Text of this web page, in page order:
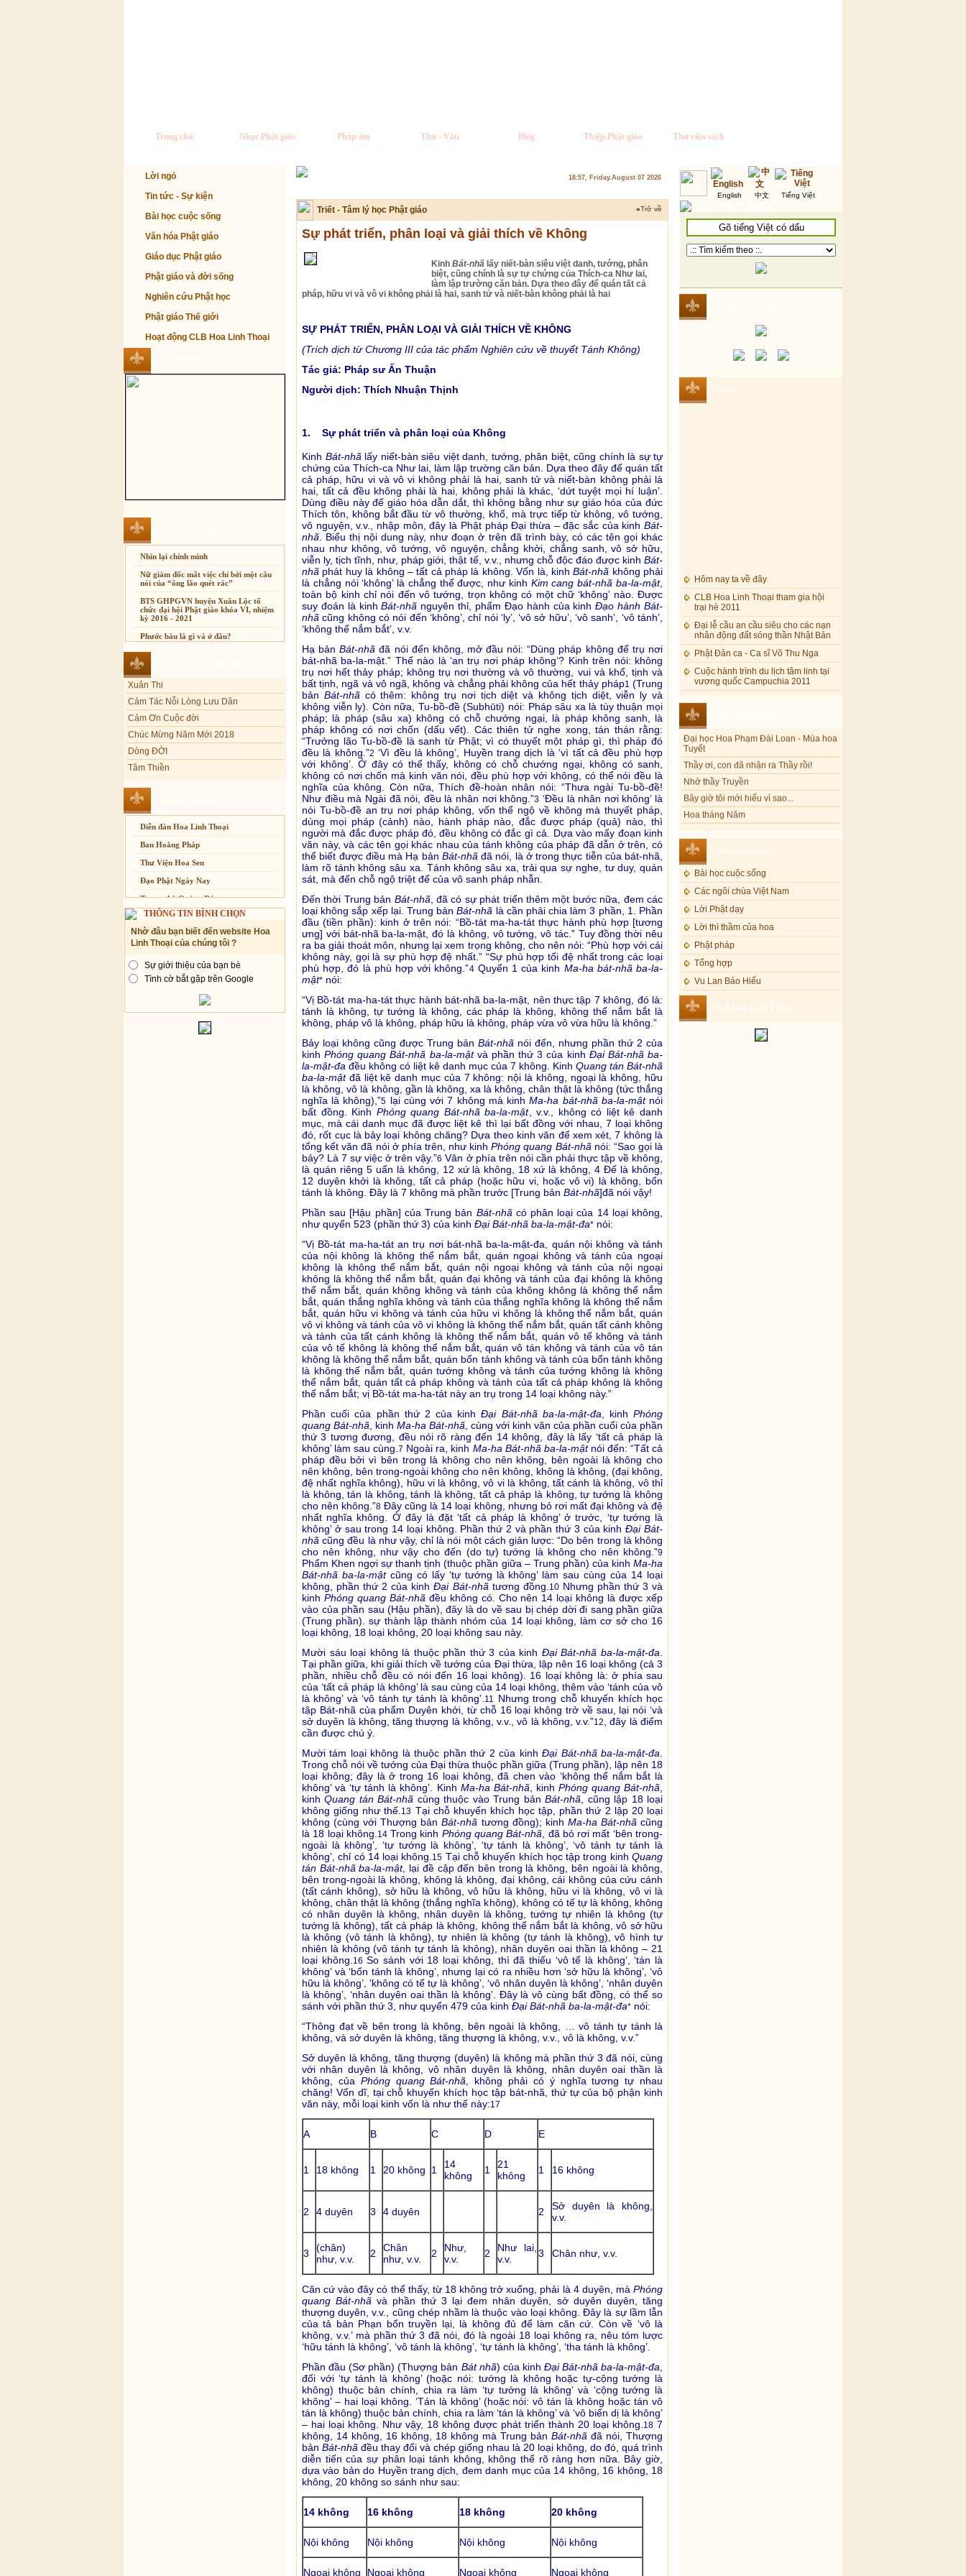
Trang chủ Nhạc Phật giáo Pháp âm Thơ - Văn Blog Thiệp Phật giáo Thư viện sách
Lời ngỏ
Tin tức - Sự kiện
Bài học cuộc sống
Văn hóa Phật giáo
Giáo dục Phật giáo
Phật giáo và đời sống
Nghiên cứu Phật học
Phật giáo Thế giới
Hoạt động CLB Hoa Linh Thoại
Nhìn lại chính mình
Nữ giám đốc mất việc chỉ bởi một câu
nói của “ông lão quét rác”
BTS GHPGVN huyện Xuân Lộc tổ
chức đại hội Phật giáo khóa VI, nhiệm
kỳ 2016 - 2021
Phước báu là gì và ở đâu?
Sự thương-ghét của con người
Cải đạo: Nguyên nhân & giải pháp
Nỗi lòng của các bệnh nhân nghèo
An Giang: Tịnh thất Quy Nguyên
phát quà từ thiện tại xã Cư Yang
Tịnh xá Ngọc Đăng khai giảng Thiền
dành cho Người bận rộn
Xuân Thi
Cảm Tác Nỗi Lòng Lưu Dân
Cảm Ơn Cuộc đời
Chúc Mừng Năm Mới 2018
Dòng ĐỜI
Tâm Thiền
Chuông Ngân
Anh không chết đâu em
Kiếp này
Diễn đàn Hoa Linh Thoại
Ban Hoằng Pháp
Thư Viện Hoa Sen
Đạo Phật Ngày Nay
Trang nhà Quảng Đức
Báo Giác Ngộ
Vesak 2014
THÔNG TIN BÌNH CHỌN
Nhờ đâu bạn biết đến website Hoa
Linh Thoại của chúng tôi ?
Sự giới thiệu của bạn bè
Tình cờ bắt gặp trên Google
18:57, Friday.August 07 2026
Triết - Tâm lý học Phật giáo »Trở về
Sự phát triển, phân loại và giải thích về Không
Kinh Bát-nhã lấy niết-bàn siêu việt danh, tướng, phân
biệt, cũng chính là sự tự chứng của Thích-ca Như lai,
làm lập trường căn bản. Dựa theo đây để quán tất cả
pháp, hữu vi và vô vi không phải là hai, sanh tử và niết-bàn không phải là hai
SỰ PHÁT TRIỂN, PHÂN LOẠI VÀ GIẢI THÍCH VỀ KHÔNG
(Trích dịch từ Chương III của tác phẩm Nghiên cứu về thuyết Tánh Không)
Tác giả: Pháp sư Ấn Thuận
Người dịch: Thích Nhuận Thịnh
1. Sự phát triển và phân loại của Không
Kinh Bát-nhãlấy niết-bàn siêu việt danh, tướng, phân biệt, cũng chính là sự tự
chứng của Thích-ca Như lai, làm lập trường căn bản. Dựa theo đây để quán tất
cả pháp, hữu vi và vô vi không phải là hai, sanh tử và niết-bàn không phải là
hai, tất cả đều không phải là hai, không phải là khác, ‘dứt tuyệt mọi hí luận’.
Dùng điều này để giáo hóa dẫn dắt, thì không bằng như sự giáo hóa của đức
Thích tôn, không bắt đầu từ vô thường, khổ, mà trực tiếp từ không, vô tướng,
vô nguyện, v.v., nhập môn, đây là Phật pháp Đại thừa – đặc sắc của kinh Bát-
nhã . Biểu thị nội dung này, như đoạn ở trên đã trình bày, có các tên gọi khác
nhau như không, vô tướng, vô nguyện, chẳng khởi, chẳng sanh, vô sở hữu,
viễn ly, tịch tĩnh, như, pháp giới, thật tế, v.v., nhưng chỗ độc đáo được kinh Bát-
nhã phát huy là không – tất cả pháp là không. Vốn là, kinhBát-nhã không phải
là chẳng nói ‘không’ là chẳng thể được, như kinh Kim cang bát-nhã ba-la-mật,
toàn bộ kinh chỉ nói đến vô tướng, trọn không có một chữ ‘không’ nào. Được
suy đoán là kinhBát-nhã nguyên thỉ, phẩm Đạo hành của kinhĐạo hành Bát-
nhã cũng không có nói đến ‘không’, chỉ nói ‘ly’, ‘vô sở hữu’, ‘vô sanh’, ‘vô tánh’,
‘không thể nắm bắt’, v.v.
Hạ bảnBát-nhã đã nói đến không, mở đầu nói: “Dùng pháp không để trụ nơi
bát-nhã ba-la-mật.” Thế nào là ‘an trụ nơi pháp không’? Kinh trên nói: không
trụ nơi hết thảy pháp; không trụ nơi thường và vô thường, vui và khổ, tịnh và
bất tịnh, ngã và vô ngã, không và chẳng phải không của hết thảy pháp1 (Trung
bản Bát-nhãcó thêm: không trụ nơi tịch diệt và không tịch diệt, viễn ly và
không viễn ly). Còn nữa, Tu-bồ-đề (Subhūti) nói: Pháp sâu xa là tùy thuận mọi
pháp; là pháp (sâu xa) không có chỗ chướng ngại, là pháp không sanh, là
pháp không có nơi chốn (dấu vết). Các thiên tử nghe xong, tán thán rằng:
“Trưởng lão Tu-bồ-đề là sanh từ Phật; vì có thuyết một pháp gì, thì pháp đó
đều là không.”2 ‘Vì đều là không’, Huyền trang dịch là ‘vì tất cả đều phù hợp
với không’. Ở đây có thể thấy, không có chỗ chướng ngại, không có sanh,
không có nơi chốn mà kinh văn nói, đều phù hợp với không, có thể nói đều là
nghĩa của không. Còn nữa, Thích đề-hoàn nhân nói: “Thưa ngài Tu-bồ-đề!
Như điều mà Ngài đã nói, đều là nhân nơi không.”3 ‘Đều là nhân nơi không’ là
nói Tu-bồ-đề an trụ nơi pháp không, vốn thể ngộ về không mà thuyết pháp,
dùng mọi pháp (cảnh) nào, hành pháp nào, đắc được pháp (quả) nào, thì
người mà đắc được pháp đó, đều không có đắc gì cả. Dựa vào mấy đoạn kinh
văn này, và các tên gọi khác nhau của tánh không của pháp đã dẫn ở trên, có
thể biết được điều mà Hạ bản Bát-nhãđã nói, là ở trong thực tiễn của bát-nhã,
làm rõ tánh không sâu xa. Tánh không sâu xa, trải qua sự nghe, tư duy, quán
sát, mà đến chỗ ngộ triệt để của vô sanh pháp nhẫn.
Đến thời Trung bản Bát-nhã, đã có sự phát triển thêm một bước nữa, đem các
loại không sắp xếp lại. Trung bảnBát-nhã là cần phải chia làm 3 phần, 1. Phần
đầu (tiền phần): kinh ở trên nói: “Bồ-tát ma-ha-tát thực hành phù hợp [tương
ưng] với bát-nhã ba-la-mật, đó là không, vô tướng, vô tác.” Tuy đồng thời nêu
ra ba giải thoát môn, nhưng lại xem trọng không, cho nên nói: “Phù hợp với cái
không này, gọi là sự phù hợp đệ nhất.” “Sự phù hợp tối đệ nhất trong các loại
phù hợp, đó là phù hợp với không.”4Quyển 1 của kinh Ma-ha bát-nhã ba-la-
mật* nói:
“Vị Bồ-tát ma-ha-tát thực hành bát-nhã ba-la-mật, nên thực tập 7 không, đó là:
tánh là không, tự tướng là không, các pháp là không, không thể nắm bắt là
không, pháp vô là không, pháp hữu là không, pháp vừa vô vừa hữu là không.”
Bảy loại không cũng được Trung bản Bát-nhã nói đến, nhưng phần thứ 2 của
kinhPhóng quang Bát-nhã ba-la-mậtvà phần thứ 3 của kinh Đại Bát-nhã ba-
la-mật-đa đều không có liệt kê danh mục của 7 không. Kinh Quang tán Bát-nhã
ba-la-mậtđã liệt kê danh mục của 7 không: nội là không, ngoại là không, hữu
là không, vô là không, gần là không, xa là không, chân thật là không (tức thắng
nghĩa là không),”5 lại cùng với 7 không mà kinhMa-ha bát-nhã ba-la-mật nói
bất đồng. Kinh Phóng quang Bát-nhã ba-la-mật, v.v., không có liệt kê danh
mục, mà cái danh mục đã được liệt kê thì lại bất đồng với nhau, 7 loại không
đó, rốt cục là bảy loại không chăng? Dựa theo kinh văn để xem xét, 7 không là
tổng kết văn đã nói ở phía trên, như kinhPhóng quang Bát-nhãnói: “Sao gọi là
bảy? Là 7 sự việc ở trên vậy.”6 Văn ở phía trên nói cần phải thực tập về không,
là quán riêng 5 uẩn là không, 12 xứ là không, 18 xứ là không, 4 Đế là không,
12 duyên khởi là không, tất cả pháp (hoặc hữu vi, hoặc vô vi) là không, bổn
tánh là không. Đây là 7 không mà phần trước [Trung bản Bát-nhã]đã nói vậy!
Phần sau [Hậu phần] của Trung bản Bát-nhã có phân loại của 14 loại không,
như quyển 523 (phần thứ 3) của kinh Đại Bát-nhã ba-la-mật-đa* nói:
“Vị Bồ-tát ma-ha-tát an trụ nơi bát-nhã ba-la-mật-đa, quán nội không và tánh
của nội không là không thể nắm bắt, quán ngoại không và tánh của ngoại
không là không thể nắm bắt, quán nội ngoại không và tánh của nội ngoại
không là không thể nắm bắt, quán đại không và tánh của đại không là không
thể nắm bắt, quán không không và tánh của không không là không thể nắm
bắt, quán thắng nghĩa không và tánh của thắng nghĩa không là không thể nắm
bắt, quán hữu vi không và tánh của hữu vi không là không thể nắm bắt, quán
vô vi không và tánh của vô vi không là không thể nắm bắt, quán tất cánh không
và tánh của tất cánh không là không thể nắm bắt, quán vô tế không và tánh
của vô tế không là không thể nắm bắt, quán vô tán không và tánh của vô tán
không là không thể nắm bắt, quán bổn tánh không và tánh của bổn tánh không
là không thể nắm bắt, quán tướng không và tánh của tướng không là không
thể nắm bắt, quán tất cả pháp không và tánh của tất cả pháp không là không
thể nắm bắt; vị Bồ-tát ma-ha-tát này an trụ trong 14 loại không này.”
Phần cuối của phần thứ 2 của kinhĐại Bát-nhã ba-la-mật-đa , kinhPhóng
quang Bát-nhã , kinh Ma-ha Bát-nhã , cùng với kinh văn của phần cuối của phần
thứ 3 tương đương, đều nói rõ ràng đến 14 không, đây là lấy ‘tất cả pháp là
không’ làm sau cùng.7 Ngoài ra, kinh Ma-ha Bát-nhã ba-la-mậtnói đến: “Tất cả
pháp đều bởi vì bên trong là không cho nên không, bên ngoài là không cho
nên không, bên trong-ngoài không cho nên không, không là không, (đại không,
đệ nhất nghĩa không), hữu vi là không, vô vi là không, tất cánh là không, vô thỉ
là không, tán là không, tánh là không, tất cả pháp là không, tự tướng là không
cho nên không.”8 Đây cũng là 14 loại không, nhưng bỏ rơi mất đại không và đệ
nhất nghĩa không. Ở đây là đặt ‘tất cả pháp là không’ ở trước, ‘tự tướng là
không’ ở sau trong 14 loại không. Phần thứ 2 và phần thứ 3 của kinhĐại Bát-
nhã cũng đều là như vậy, chỉ là nói một cách giản lược: “Do bên trong là không
cho nên không, như vậy cho đến (do tự) tướng là không cho nên không.”9
Phẩm Khen ngợi sự thanh tịnh (thuộc phần giữa – Trung phần) của kinh Ma-ha
Bát-nhã ba-la-mậtcũng có lấy ‘tự tướng là không’ làm sau cùng của 14 loại
không, phần thứ 2 của kinhĐại Bát-nhãtương đồng. 10Nhưng phần thứ 3 và
kinh Phóng quang Bát-nhãđều không có. Cho nên 14 loại không là được xếp
vào của phần sau (Hậu phần), đây là do về sau bị chép dời đi sang phần giữa
(Trung phần). sự thành lập thành nhóm của 14 loại không, làm cơ sở cho 16
loại không, 18 loại không, 20 loại không sau này.
Mười sáu loại không là thuộc phần thứ 3 của kinh Đại Bát-nhã ba-la-mật-đa
Tại phần giữa, khi giải thích về tướng của Đại thừa, lập nên 16 loại không (cả 3
phần, nhiều chỗ đều có nói đến 16 loại không). 16 loại không là: ở phía sau
của ‘tất cả pháp là không’ là sau cùng của 14 loại không, thêm vào ‘tánh của vô
là không’ và ‘vô tánh tự tánh là không’. 11 Nhưng trong chỗ khuyến khích học
tập Bát-nhã của phẩm Duyên khởi, từ chỗ 16 loại không trở về sau, lại nói ‘và
sở duyên là không, tăng thượng là không, v.v., vô là không, v.v.”12
, đây là điểm
cần được chú ý.
Mười tám loại không là thuộc phần thứ 2 của kinhĐại Bát-nhã ba-la-mật-đa
Trong chỗ nói về tướng của Đại thừa thuộc phần giữa (Trung phần), lập nên 18
loại không; đây là ở trong 16 loại không, đã chen vào ‘không thể nắm bắt là
không’ và ‘tự tánh là không’. Kinh Ma-ha Bát-nhã, kinh Phóng quang Bát-nhã
kinhQuang tán Bát-nhã cùng thuộc vào Trung bảnBát-nhã , cũng lập 18 loại
không giống như thế. 13 Tại chỗ khuyến khích học tập, phần thứ 2 lập 20 loại
không (cùng với Thượng bảnBát-nhã tương đồng); kinh Ma-ha Bát-nhãcũng
là 18 loại không. 14Trong kinh Phóng quang Bát-nhã , đã bỏ rơi mất ‘bên trong-
ngoài là không’, ‘tự tướng là không’, ‘tự tánh là không’, ‘vô tánh tự tánh là
không’, chỉ có 14 loại không. 15 Tại chỗ khuyến khích học tập trong kinhQuang
tán Bát-nhã ba-la-mật, lại đề cập đến bên trong là không, bên ngoài là không,
bên trong-ngoài là không, không là không, đại không, cái không của cứu cánh
(tất cánh không), sở hữu là không, vô hữu là không, hữu vi là không, vô vi là
không, chân thật là không (thắng nghĩa không), không có tế tự là không, không
có nhân duyên là không, nhân duyên là không, tướng tự nhiên là không (tự
tướng là không), tất cả pháp là không, không thể nắm bắt là không, vô sở hữu
là không (vô tánh là không), tự nhiên là không (tự tánh là không), vô hình tự
nhiên là không (vô tánh tự tánh là không), nhân duyên oai thần là không – 21
loại không. 16 So sánh với 18 loại không, thì đã thiếu ‘vô tế là không’, ‘tán là
không’ và ‘bổn tánh là không’, nhưng lại có ra nhiều hơn ‘sở hữu là không’, ‘vô
hữu là không’, ‘không có tế tự là không’, ‘vô nhân duyên là không’, ‘nhân duyên
là không’, ‘nhân duyên oai thần là không’. Đây là vô cùng bất đồng, có thể so
sánh với phần thứ 3, như quyển 479 của kinh Đại Bát-nhã ba-la-mật-đa* nói:
“Thông đạt về bên trong là không, bên ngoài là không, … vô tánh tự tánh là
không, và sở duyên là không, tăng thượng là không, v.v., vô là không, v.v.”
Sở duyên là không, tăng thượng (duyên) là không mà phần thứ 3 đã nói, cùng
với nhân duyên là không, vô nhân duyên là không, nhân duyên oai thần là
không, của Phóng quang Bát-nhã , không phải có ý nghĩa tương tự nhau
chăng! Vốn dĩ, tại chỗ khuyến khích học tập bát-nhã, thứ tự của bộ phận kinh
văn này, mỗi loại kinh vốn là như thế này:17
A B C D E
1 18 không 1 20 không 1
14
không
1
21
không
1 16 không
2 4 duyên 3 4 duyên 2
Sở duyên là không,
v.v.
3
(chân)
như, v.v.
2
Chân
như, v.v.
2
Như,
v.v.
2
Như lai,
v.v.
3 Chân như, v.v.
Căn cứ vào đây có thể thấy, từ 18 không trở xuống, phải là 4 duyên, mà Phóng
quang Bát-nhã và phần thứ 3 lại đem nhân duyên, sở duyên duyên, tăng
thượng duyên, v.v., cũng chép nhầm là thuộc vào loại không. Đây là sự lầm lẫn
của tả bản Phạn bổn truyền lại, là không đủ để làm căn cứ. Còn về ‘vô là
không, v.v.’ mà phần thứ 3 đã nói, đó là ngoài 18 loại không ra, nêu tóm lược
‘hữu tánh là không’, ‘vô tánh là không’, ‘tự tánh là không’, ‘tha tánh là không’.
Phần đầu (Sơ phần) (Thượng bản Bát nhã) của kinh Đại Bát-nhã ba-la-mật-đa
đối với ‘tự tánh là không’ (hoặc nói: tướng là không hoặc tự-cộng tướng là
không) thuộc bản chính, chia ra làm ‘tự tướng là không’ và ‘cộng tướng là
không’ – hai loại không. ‘Tán là không’ (hoặc nói: vô tán là không hoặc tán vô
tán là không) thuộc bản chính, chia ra làm ‘tán là không’ và ‘vô biến dị là không’
– hai loại không. Như vậy, 18 không được phát triển thành 20 loại không. 18 7
không, 14 không, 16 không, 18 không mà Trung bản Bát-nhã đã nói, Thượng
bản Bát-nhã đều thay đổi và chép giống nhau là 20 loại không, do đó, quá trình
diễn tiến của sự phân loại tánh không, không thể rõ ràng hơn nữa. Bây giờ,
dựa vào bản do Huyền trang dịch, đem danh mục của 14 không, 16 không, 18
không, 20 không so sánh như sau:
14 không 16 không 18 không 20 không
Nội không Nội không Nội không Nội không
Ngoại không Ngoại không Ngoại không Ngoại không
English 中文 Tiếng Việt
Video
Hôm nay ta về đây
CLB Hoa Linh Thoại tham gia hội
trại hè 2011
Đại lễ cầu an cầu siêu cho các nạn
nhân động đất sóng thần Nhật Bản
Phật Đản ca - Ca sĩ Võ Thu Nga
Cuộc hành trình du lịch tâm linh tại
vương quốc Campuchia 2011
Đại học Hoa Phạm Đài Loan - Mùa hoa
Tuyết
Thầy ơi, con đã nhận ra Thầy rồi!
Nhớ thầy Truyền
Bây giờ tôi mới hiểu vì sao...
Hoa tháng Năm
Cổ phần công đức
Đi tìm vũ khúc mùa hè
Mơ màng Phật dạy....
Lời thú tội của chị gái nhỏ nhen
Slide Powerpoint
Bài học cuộc sống
Các ngôi chùa Việt Nam
Lời Phật dạy
Lời thì thầm của hoa
Phật pháp
Tổng hợp
Vu Lan Báo Hiếu
CLB Hoa Linh Thoại